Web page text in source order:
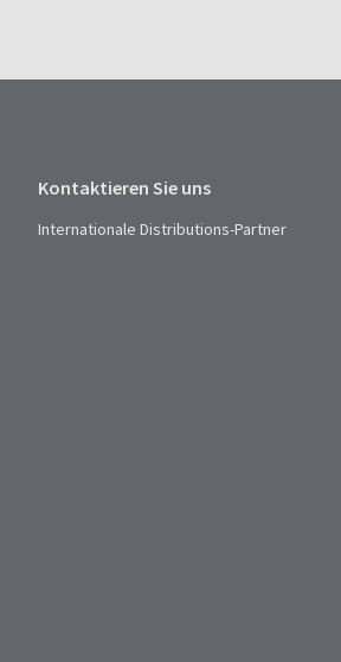
Kontaktieren Sie uns
Internationale Distributions-Partner